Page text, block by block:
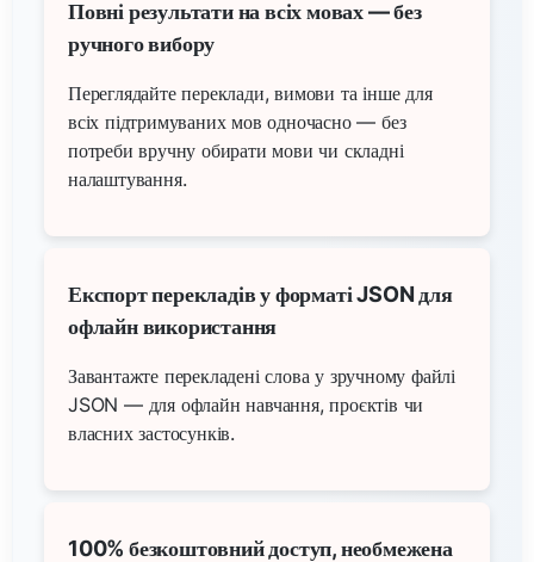
Повні результати на всіх мовах — без
ручного вибору
Переглядайте переклади, вимови та інше для
всіх підтримуваних мов одночасно — без
потреби вручну обирати мови чи складні
налаштування.
Експорт перекладів у форматі JSON для
офлайн використання
Завантажте перекладені слова у зручному файлі
JSON — для офлайн навчання, проєктів чи
власних застосунків.
100% безкоштовний доступ, необмежена